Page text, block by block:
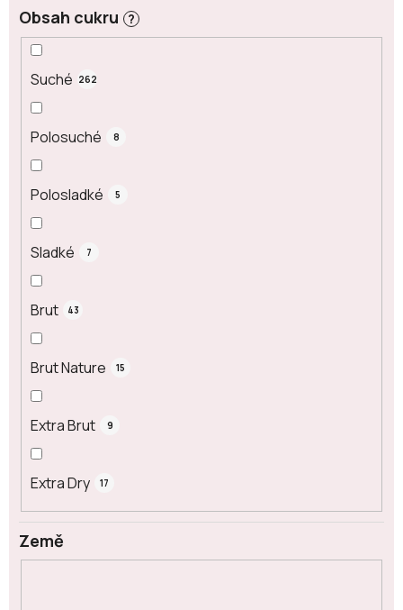
Země
Obsah cukru ?
Suché 262
Polosuché 8
Polosladké 5
Sladké 7
Brut 43
Brut Nature 15
Extra Brut 9
Extra Dry 17